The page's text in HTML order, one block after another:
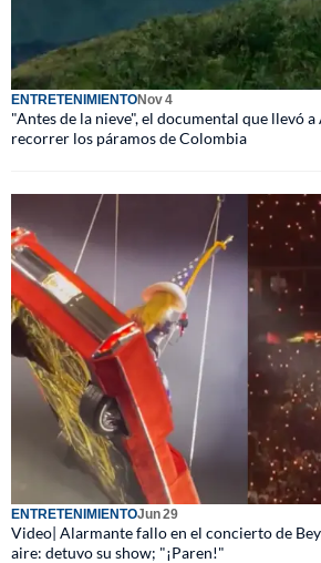
ENTRETENIMIENTONov 4
"Antes de la nieve", el documental que llevó a
recorrer los páramos de Colombia
ENTRETENIMIENTOJun 29
Video| Alarmante fallo en el concierto de
aire: detuvo su show; "¡Paren!"